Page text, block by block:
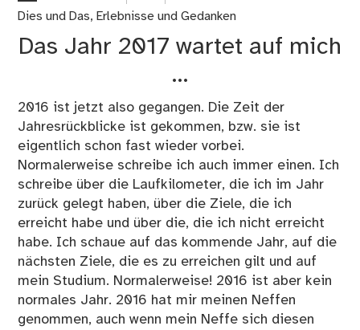
Dies und Das, Erlebnisse und Gedanken
Das Jahr 2017 wartet auf mich
…
2016 ist jetzt also gegangen. Die Zeit der
Jahresrückblicke ist gekommen, bzw. sie ist
eigentlich schon fast wieder vorbei.
Normalerweise schreibe ich auch immer einen. Ich
schreibe über die Laufkilometer, die ich im Jahr
zurück gelegt haben, über die Ziele, die ich
erreicht habe und über die, die ich nicht erreicht
habe. Ich schaue auf das kommende Jahr, auf die
nächsten Ziele, die es zu erreichen gilt und auf
mein Studium. Normalerweise! 2016 ist aber kein
normales Jahr. 2016 hat mir meinen Neffen
genommen, auch wenn mein Neffe sich diesen